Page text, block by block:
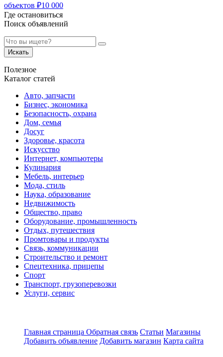
объектов ₽10 000
Где остановиться
Поиск объявлений
Искать
Полезное
Каталог статей
Авто, запчасти
Бизнес, экономика
Безопасность, охрана
Дом, семья
Досуг
Здоровье, красота
Искусство
Интернет, компьютеры
Кулинария
Мебель, интерьер
Мода, стиль
Наука, образование
Недвижимость
Общество, право
Оборудование, промышленность
Отдых, путешествия
Промтовары и продукты
Связь, коммуникации
Строительство и ремонт
Спецтехника, прицепы
Спорт
Транспорт, грузоперевозки
Услуги, сервис
Главная страница Обратная связь Статьи Магазины
Добавить объявление Добавить магазин Карта сайта